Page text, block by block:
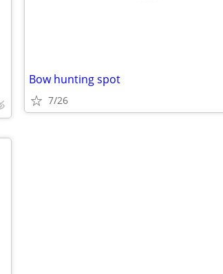
Bow hunting spot
7/26